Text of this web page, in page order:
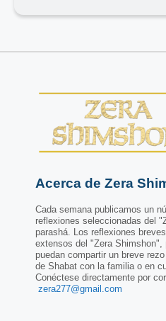
Acerca de Zera
Cada semana publicamos un
reflexiones seleccionadas del
parashá. Los reflexiones
extensos del "Zera Shimshon",
puedan compartir un breve
de Shabat con la familia o en
Conéctese directamente por
zera277@gmail.com